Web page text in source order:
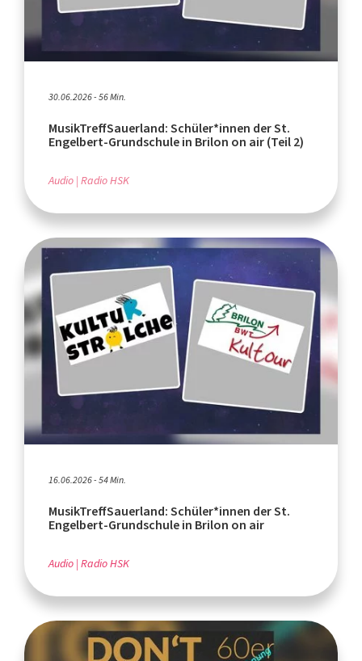
30.06.2026 - 56 Min.
MusikTreffSauerland: Schüler*innen der St.
Engelbert-Grundschule in Brilon on air (Teil 2)
Audio Radio HSK
16.06.2026 - 54 Min.
MusikTreffSauerland: Schüler*innen der St.
Engelbert-Grundschule in Brilon on air
Audio Radio HSK